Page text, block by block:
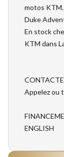
motos KTM.
Duke
En stock
KTM dans
Appelez ou
ENGLISH